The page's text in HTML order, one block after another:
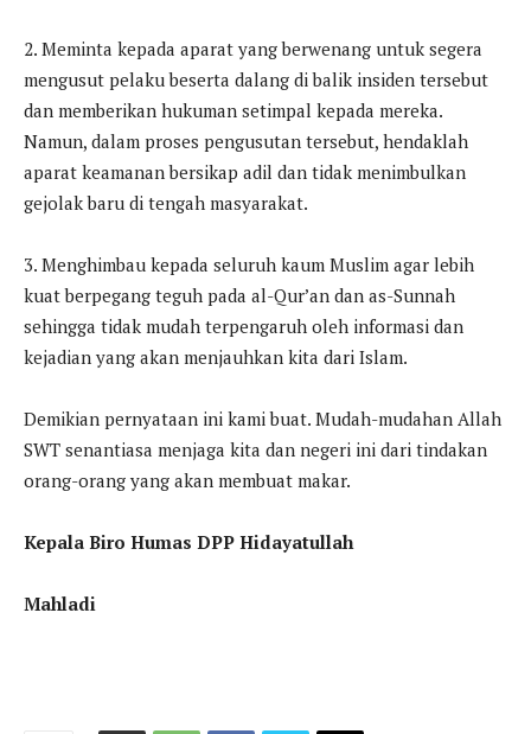
2. Meminta kepada aparat yang berwenang untuk segera
mengusut pelaku beserta dalang di balik insiden tersebut
dan memberikan hukuman setimpal kepada mereka.
Namun, dalam proses pengusutan tersebut, hendaklah
aparat keamanan bersikap adil dan tidak menimbulkan
gejolak baru di tengah masyarakat.
3. Menghimbau kepada seluruh kaum Muslim agar lebih
kuat berpegang teguh pada al-Qur’an dan as-Sunnah
sehingga tidak mudah terpengaruh oleh informasi dan
kejadian yang akan menjauhkan kita dari Islam.
Demikian pernyataan ini kami buat. Mudah-mudahan Allah
SWT senantiasa menjaga kita dan negeri ini dari tindakan
orang-orang yang akan membuat makar.
Kepala Biro Humas DPP Hidayatullah
Mahladi